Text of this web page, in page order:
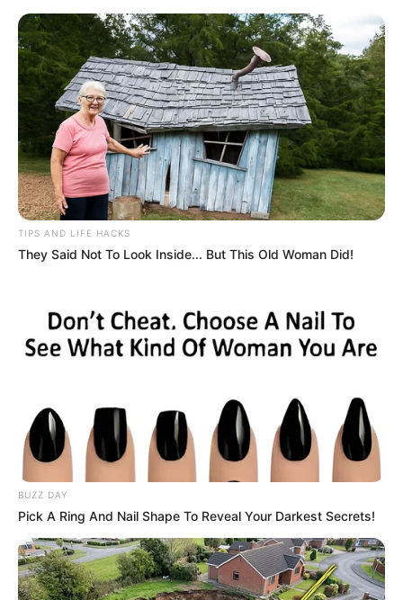
HOME
INSPIRASI
STYLE
FILM &
SERIES
NGAKAK
QUOTES
HYPE
MORE
TIPS AND LIFE HACKS
They Said Not To Look Inside... But This Old Woman Did!
BUZZ DAY
Pick A Ring And Nail Shape To Reveal Your Darkest Secrets!